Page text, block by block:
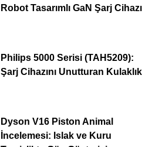
Robot Tasarımlı GaN Şarj Cihazı
Philips 5000 Serisi (TAH5209):
Şarj Cihazını Unutturan Kulaklık
Dyson V16 Piston Animal
İncelemesi: Islak ve Kuru